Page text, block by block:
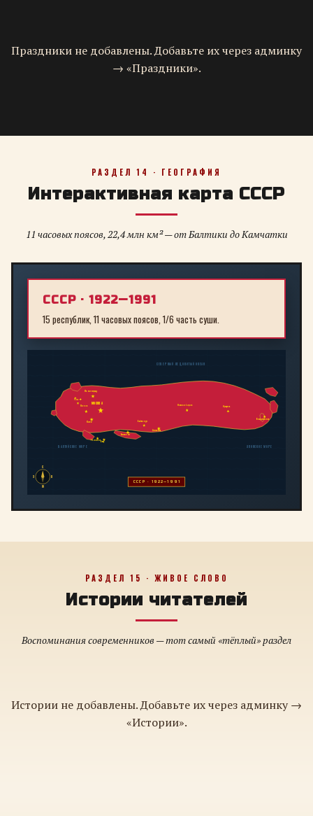
Праздники не добавлены. Добавьте их через админку
→ «Праздники».
РАЗДЕЛ 14 · ГЕОГРАФИЯ
Интерактивная карта СССР
11 часовых поясов, 22,4 млн км² — от Балтики до Камчатки
СССР · 1922—1991
15 республик, 11 часовых поясов, 1/6 часть суши.
МОСКВА
Ленинград
Киев
Минск
Ташкент
Алма-Ата
Байконур
Новосибирск Иркутск
Владивосток
ТбилисиБаку
Рига
С
Ю
З
В
СССР · 1922—1991
БАЛТИЙСКОЕ МОРЕ
СЕВЕРНЫЙ ЛЕДОВИТЫЙ ОКЕАН
ЯПОНСКОЕ МОРЕ
РАЗДЕЛ 15 · ЖИВОЕ СЛОВО
Истории читателей
Воспоминания современников — тот самый «тёплый» раздел
Истории не добавлены. Добавьте их через админку →
«Истории».